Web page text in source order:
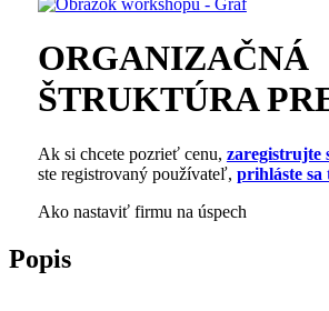
ORGANIZAČNÁ
ŠTRUKTÚRA
Ak si chcete pozrieť cenu, zaregistrujte
ste registrovaný používateľ, prihláste sa
Ako nastaviť firmu na úspech
Popis